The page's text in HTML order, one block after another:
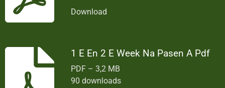
Download
1 E En 2 E Week Na Pasen A Pdf
PDF – 3,2 MB
90 downloads